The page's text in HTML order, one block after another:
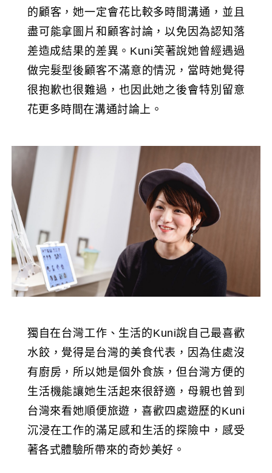
的顧客，她一定會花比較多時間溝通，並且
盡可能拿圖片和顧客討論，以免因為認知落
差造成結果的差異。Kuni笑著說她曾經遇過
做完髮型後顧客不滿意的情況，當時她覺得
很抱歉也很難過，也因此她之後會特別留意
花更多時間在溝通討論上。
獨自在台灣工作、生活的Kuni說自己最喜歡
水餃，覺得是台灣的美食代表，因為住處沒
有廚房，所以她是個外食族，但台灣方便的
生活機能讓她生活起來很舒適，母親也曾到
台灣來看她順便旅遊，喜歡四處遊歷的Kuni
沉浸在工作的滿足感和生活的探險中，感受
著各式體驗所帶來的奇妙美好。